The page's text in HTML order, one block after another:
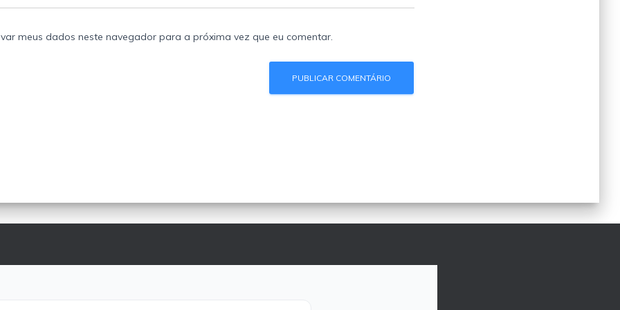
meus dados neste navegador para a próxima vez que eu comentar.